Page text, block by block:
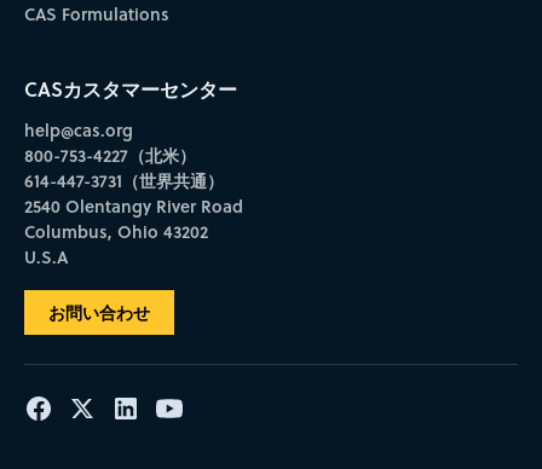
CAS Formulations
CASカスタマーセンター
help@cas.org
800-753-4227（北米）
614-447-3731（世界共通）
2540 Olentangy River Road
Columbus, Ohio 43202
U.S.A
お問い合わせ